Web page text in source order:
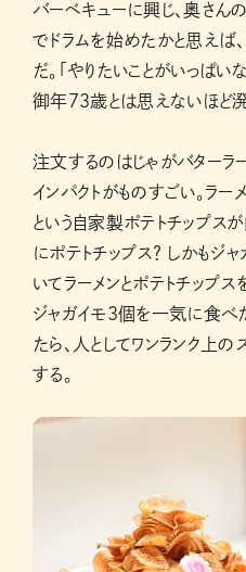
バーベキューに興じ、奥さ
でドラムを始めたかと思えば
だ。「やりたいことがいっぱい
御年73歳とは思えないほど溌
注文するのはじゃがバターラ
インパクトがものすごい。ラ
という自家製ポテトチップス
にポテトチップス？ しかも
いてラーメンとポテトチップ
ジャガイモ3個を一気に食べ
たら、人としてワンランク上
する。